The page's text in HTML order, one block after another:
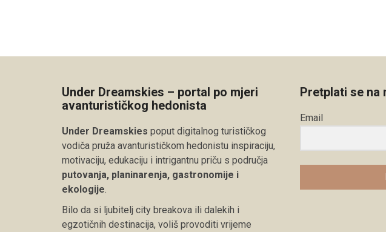
Under Dreamskies – portal po mjeri
avanturističkog hedonista
Under Dreamskies poput digitalnog turističkog
vodiča pruža avanturističkom hedonistu inspiraciju,
motivaciju, edukaciju i intrigantnu priču s područja
putovanja, planinarenja, gastronomije i
ekologije.
Bilo da si ljubitelj city breakova ili dalekih i
egzotičnih destinacija, voliš provoditi vrijeme
Pretplati se na
Email